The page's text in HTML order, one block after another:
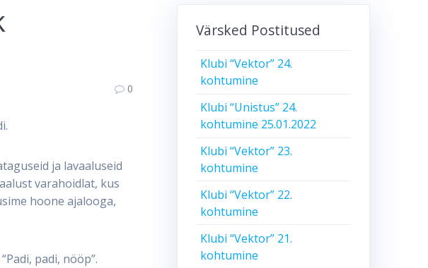
0
ja lavaaluseid
varahoidlat, kus
hoone ajalooga,
padi, nööp”.
Värsked Postitused
Klubi “Vektor” 24.
kohtumine
Klubi “Unistus” 24.
kohtumine 25.01.2022
Klubi “Vektor” 23.
kohtumine
Klubi “Vektor” 22.
kohtumine
Klubi “Vektor” 21.
kohtumine